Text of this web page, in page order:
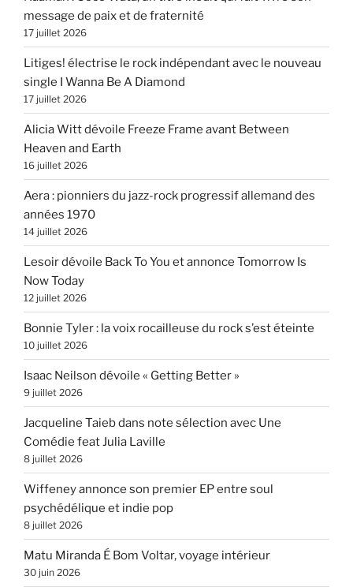
message de paix et de fraternité
17 juillet 2026
Litiges! électrise le rock indépendant avec le nouveau
single I Wanna Be A Diamond
17 juillet 2026
Alicia Witt dévoile Freeze Frame avant Between
Heaven and Earth
16 juillet 2026
Aera : pionniers du jazz-rock progressif allemand des
années 1970
14 juillet 2026
Lesoir dévoile Back To You et annonce Tomorrow Is
Now Today
12 juillet 2026
Bonnie Tyler : la voix rocailleuse du rock s’est éteinte
10 juillet 2026
Isaac Neilson dévoile « Getting Better »
9 juillet 2026
Jacqueline Taieb dans note sélection avec Une
Comédie feat Julia Laville
8 juillet 2026
Wiffeney annonce son premier EP entre soul
psychédélique et indie pop
8 juillet 2026
Matu Miranda É Bom Voltar, voyage intérieur
30 juin 2026